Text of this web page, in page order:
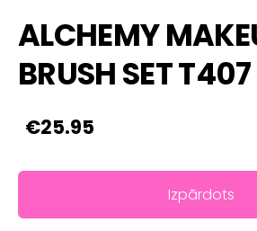
ALCHEMY
BRUSH SET T407
€25.95
Izpārdots